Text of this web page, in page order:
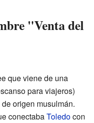
"Venta del
que viene de una
para viajeros)
origen musulmán.
conectabaToledocon